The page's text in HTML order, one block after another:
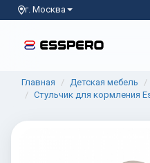
г. Москва
Главная Детская мебель
Стульчик для кормления